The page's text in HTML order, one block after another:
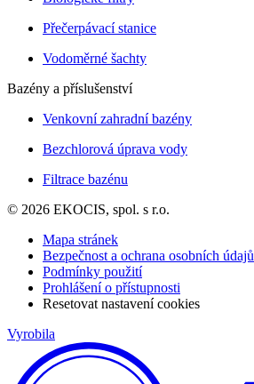
Přečerpávací stanice
Vodoměrné šachty
Bazény a příslušenství
Venkovní zahradní bazény
Bezchlorová úprava vody
Filtrace bazénu
© 2026 EKOCIS, spol. s r.o.
Mapa stránek
Bezpečnost a ochrana osobních údajů
Podmínky použití
Prohlášení o přístupnosti
Resetovat nastavení cookies
Vyrobila